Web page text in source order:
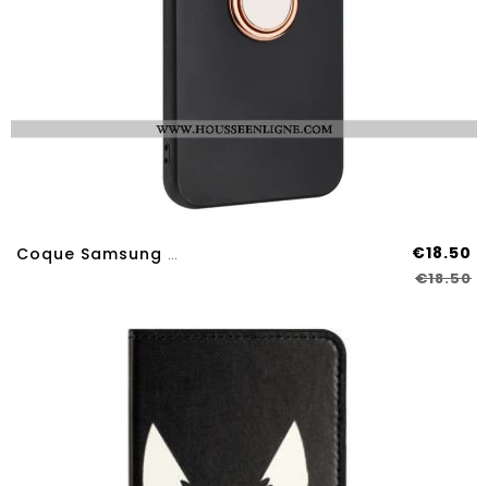
Coque Samsung Galaxy A17 4G / 5G Anneau-Support €18.50
€18.50